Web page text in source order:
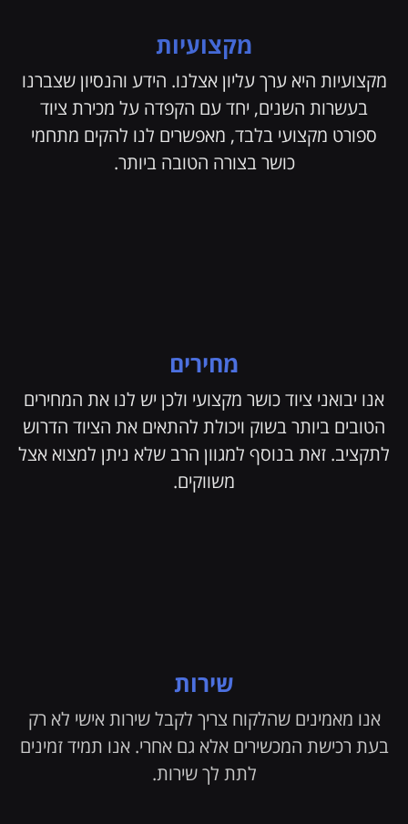
מקצועיות
מקצועיות היא ערך עליון אצלנו. הידע והנסיון שצברנו
בעשרות השנים, יחד עם הקפדה על מכירת ציוד
ספורט מקצועי בלבד, מאפשרים לנו להקים מתחמי
כושר בצורה הטובה ביותר.
מחירים
אנו יבואני ציוד כושר מקצועי ולכן יש לנו את המחירים
הטובים ביותר בשוק ויכולת להתאים את הציוד הדרוש
לתקציב. זאת בנוסף למגוון הרב שלא ניתן למצוא אצל
משווקים.
שירות
אנו מאמינים שהלקוח צריך לקבל שירות אישי לא רק
בעת רכישת המכשירים אלא גם אחרי. אנו תמיד זמינים
לתת לך שירות.